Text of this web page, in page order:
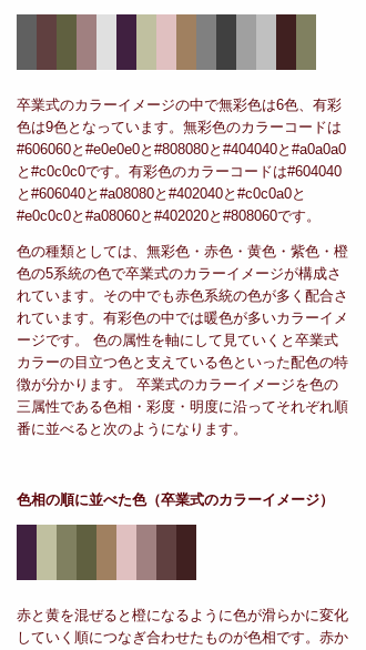
卒業式のカラーイメージの中で無彩色は6色、有彩
色は9色となっています。無彩色のカラーコードは
#606060と#e0e0e0と#808080と#404040と#a0a0a0
と#c0c0c0です。有彩色のカラーコードは#604040
と#606040と#a08080と#402040と#c0c0a0と
#e0c0c0と#a08060と#402020と#808060です。
色の種類としては、無彩色・赤色・黄色・紫色・橙
色の5系統の色で卒業式のカラーイメージが構成さ
れています。その中でも赤色系統の色が多く配合さ
れています。有彩色の中では暖色が多いカラーイメ
ージです。 色の属性を軸にして見ていくと卒業式
カラーの目立つ色と支えている色といった配色の特
徴が分かります。 卒業式のカラーイメージを色の
三属性である色相・彩度・明度に沿ってそれぞれ順
番に並べると次のようになります。
色相の順に並べた色（卒業式のカラーイメージ）
赤と黄を混ぜると橙になるように色が滑らかに変化
していく順につなぎ合わせたものが色相です。赤か